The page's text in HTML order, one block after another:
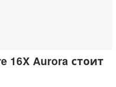
16X Aurora стоит